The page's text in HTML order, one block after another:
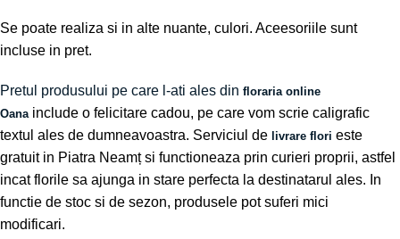
Se poate realiza si in alte nuante, culori. Aceesoriile sunt
incluse in pret.
Pretul produsului pe care l-ati ales din floraria online
Oana include o felicitare cadou, pe care vom scrie caligrafic
textul ales de dumneavoastra. Serviciul de livrare flori este
gratuit in Piatra Neamț si functioneaza prin curieri proprii, astfel
incat florile sa ajunga in stare perfecta la destinatarul ales. In
functie de stoc si de sezon, produsele pot suferi mici
modificari.